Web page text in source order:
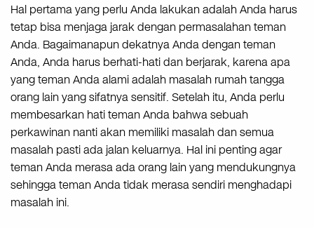
Hal pertama yang perlu Anda lakukan adalah Anda harus
tetap bisa menjaga jarak dengan permasalahan teman
Anda. Bagaimanapun dekatnya Anda dengan teman
Anda, Anda harus berhati-hati dan berjarak, karena apa
yang teman Anda alami adalah masalah rumah tangga
orang lain yang sifatnya sensitif. Setelah itu, Anda perlu
membesarkan hati teman Anda bahwa sebuah
perkawinan nanti akan memiliki masalah dan semua
masalah pasti ada jalan keluarnya. Hal ini penting agar
teman Anda merasa ada orang lain yang mendukungnya
sehingga teman Anda tidak merasa sendiri menghadapi
masalah ini.